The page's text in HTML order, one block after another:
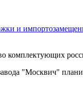
и
комплектующих
"Москвич"